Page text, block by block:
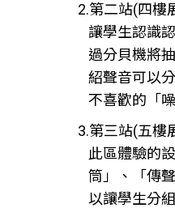
2.第二站(四樓
讓學生認識
過分貝機將
紹聲音可以
不喜歡的「
3.第三站(五樓
此區體驗的
筒」、「傳
以讓學生分